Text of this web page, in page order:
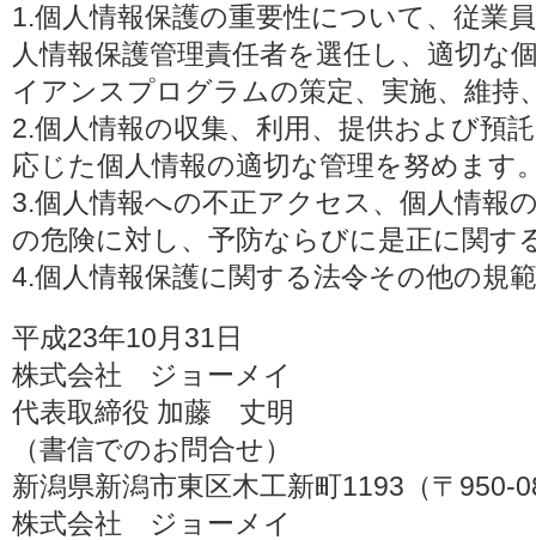
1.個人情報保護の重要性について、従業
人情報保護管理責任者を選任し、適切な
イアンスプログラムの策定、実施、維持
2.個人情報の収集、利用、提供および預
応じた個人情報の適切な管理を努めます
3.個人情報への不正アクセス、個人情報
の危険に対し、予防ならびに是正に関す
4.個人情報保護に関する法令その他の規
平成23年10月31日
株式会社 ジョーメイ
代表取締役 加藤 丈明
（書信でのお問合せ）
新潟県新潟市東区木工新町1193（〒950-
株式会社 ジョーメイ